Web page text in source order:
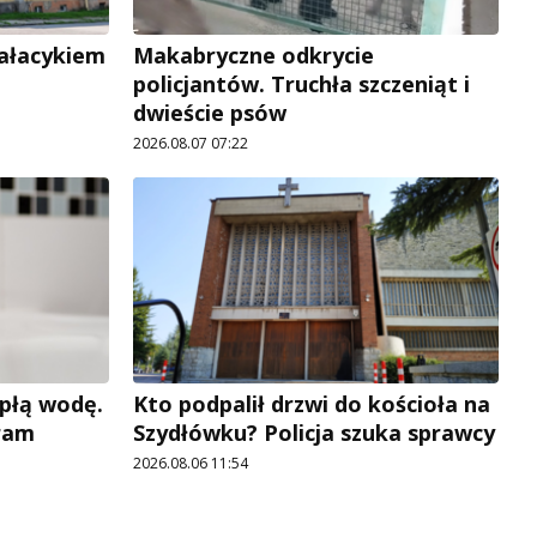
Makabryczne odkrycie
policjantów. Truchła szczeniąt i
dwieście psów
2026.08.07 07:22
wodę.
Kto podpalił drzwi do kościoła na
Szydłówku? Policja szuka sprawcy
2026.08.06 11:54